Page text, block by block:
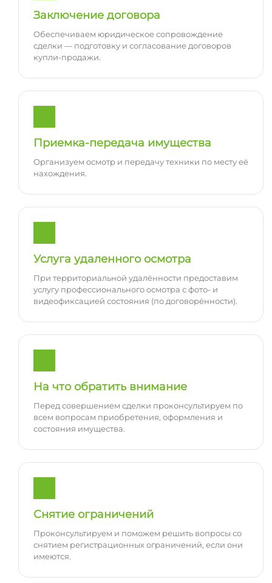
Заключение договора
Обеспечиваем юридическое сопровождение
сделки — подготовку и согласование договоров
купли-продажи.
Приемка-передача имущества
Организуем осмотр и передачу техники по месту её
нахождения.
Услуга удаленного осмотра
При территориальной удалённости предоставим
услугу профессионального осмотра с фото- и
видеофиксацией состояния (по договорённости).
На что обратить внимание
Перед совершением сделки проконсультируем по
всем вопросам приобретения, оформления и
состояния имущества.
Снятие ограничений
Проконсультируем и поможем решить вопросы со
снятием регистрационных ограничений, если они
имеются.